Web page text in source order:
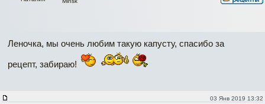
Леночка, мы очень любим такую капусту, спасибо за
рецепт, забираю!
03 Янв 2019 13:32